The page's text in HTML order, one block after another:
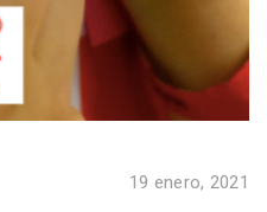
19 enero, 2021